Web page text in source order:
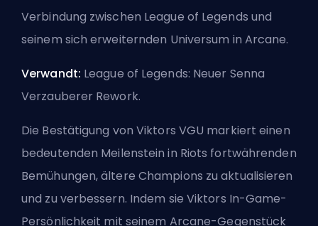
Verbindung zwischen League of Legends und
seinem sich erweiternden Universum in Arcane.
Verwandt: League of Legends: Neuer Senna
Verzauberer Rework.
Die Bestätigung von Viktors VGU markiert einen
bedeutenden Meilenstein in Riots fortwährenden
Bemühungen, ältere Champions zu aktualisieren
und zu verbessern. Indem sie Viktors In-Game-
Persönlichkeit mit seinem Arcane-Gegenstück